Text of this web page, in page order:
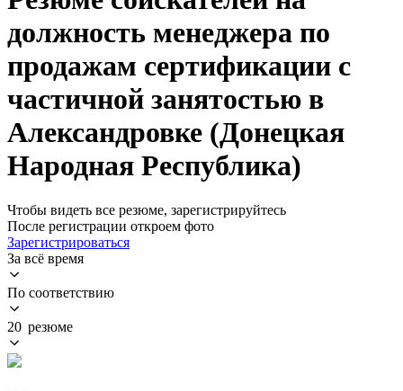
должность менеджера по
продажам сертификации с
частичной занятостью в
Александровке (Донецкая
Народная Республика)
Чтобы видеть все резюме, зарегистрируйтесь
После регистрации откроем фото
Зарегистрироваться
За всё время
По соответствию
20 резюме